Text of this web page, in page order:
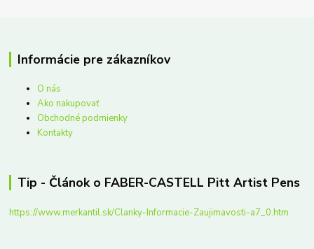
Informácie pre zákazníkov
O nás
Ako nakupovať
Obchodné podmienky
Kontakty
Tip - Článok o FABER-CASTELL Pitt Artist Pens
https://www.merkantil.sk/Clanky-Informacie-Zaujimavosti-a7_0.htm